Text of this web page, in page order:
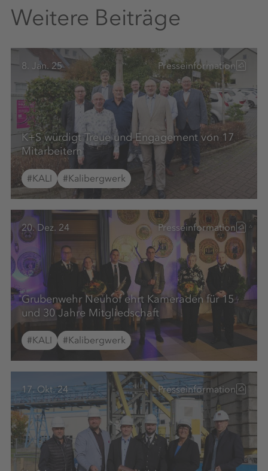
Weitere Beiträge
8. Jan. 25 Presseinformation
K+S würdigt Treue und Engagement von 17
Mitarbeitern
#KALI #Kalibergwerk
20. Dez. 24 Presseinformation
Grubenwehr Neuhof ehrt Kameraden für 15
und 30 Jahre Mitgliedschaft
#KALI #Kalibergwerk
17. Okt. 24 Presseinformation